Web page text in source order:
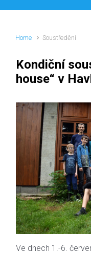
Home Soustředění
Kondiční
house“ v
Ve dnech 1.-6.